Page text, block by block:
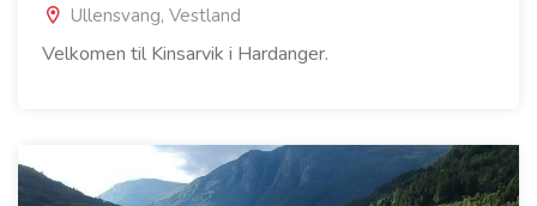
Ullensvang, Vestland
Velkomen til Kinsarvik i Hardanger.